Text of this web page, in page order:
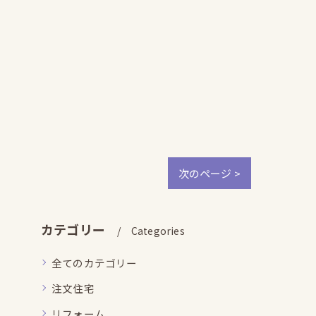
次のページ >
カテゴリー Categories
全てのカテゴリー
注文住宅